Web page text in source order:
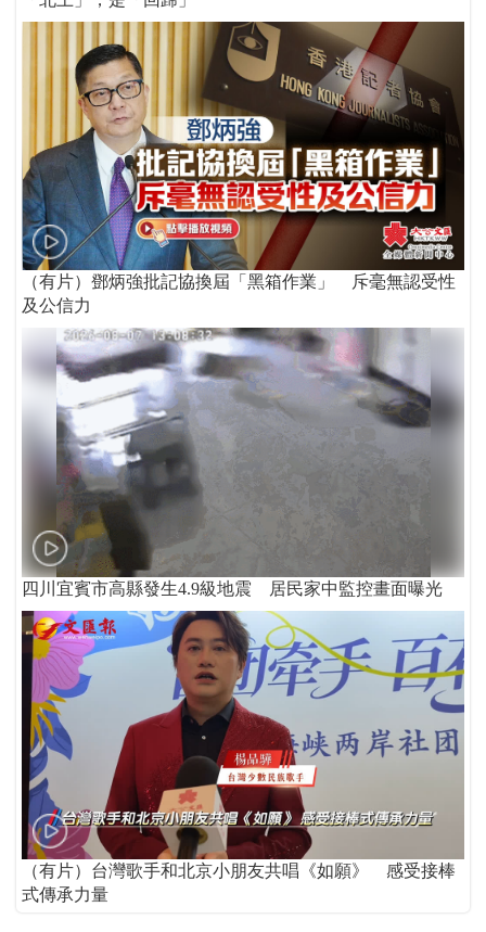
（有片）鄧炳強批記協換屆「黑箱作業」 斥毫無認受性
及公信力
四川宜賓市高縣發生4.9級地震 居民家中監控畫面曝光
（有片）台灣歌手和北京小朋友共唱《如願》 感受接棒
式傳承力量